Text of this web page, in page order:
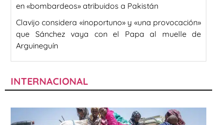
en «bombardeos» atribuidos a Pakistán
Clavijo considera «inoportuno» y «una provocación»
que Sánchez vaya con el Papa al muelle de
Arguineguín
INTERNACIONAL